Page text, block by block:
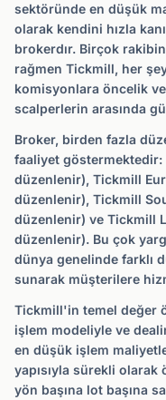
sektöründe en düşük
olarak kendini hızla
brokerdır. Birçok
rağmen Tickmill, her
komisyonlara öncelik
scalperlerin arasında
Broker, birden fazla
faaliyet göstermektedir:
düzenlenir), Tickmill
düzenlenir), Tickmill
düzenlenir) ve Tickmill
düzenlenir). Bu çok
dünya genelinde farklı
sunarak müşterilere
Tickmill'in temel değer
işlem modeliyle ve
en düşük işlem
yapısıyla sürekli olarak
yön başına lot başına